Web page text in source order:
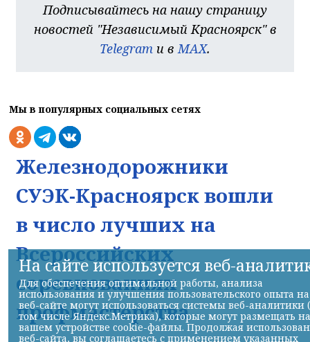
Подписывайтесь на нашу страницу
новостей "Независимый Красноярск" в
Telegram и вMAX.
Мы в популярных социальных сетях
Железнодорожники
СУЭК-Красноярск вошли
в число лучших на
Всероссийских
соревнованиях
профмастерства
На сайте используется веб-
Для обеспечения оптимальной работы, анализа
использования и улучшения пользовательского опыта на
веб-сайте могут использоваться системы веб-аналитики
том числе Яндекс.Метрика), которые могут размещать на
вашем устройстве cookie-файлы. Продолжая
веб-сайта, вы соглашаетесь с применением указанных